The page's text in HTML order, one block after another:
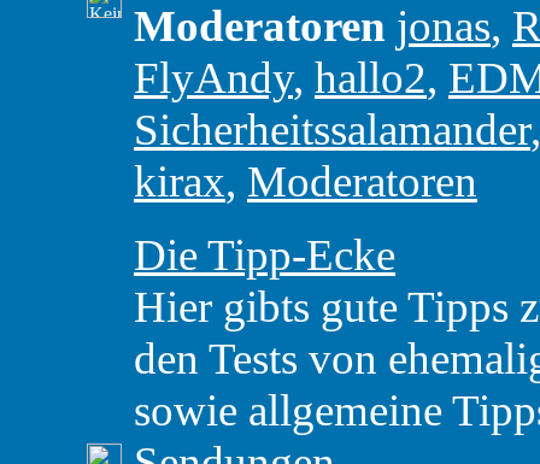
Moderatoren jonas,
FlyAndy, hallo2,
Sicherheitssalamander
kirax, Moderatoren
Die Tipp-Ecke
Hier gibts gute Tipps
den Tests von
sowie allgemeine